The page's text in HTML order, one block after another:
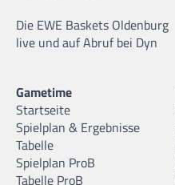
Die EWE Baskets Oldenburg
live und auf Abruf bei Dyn
Gametime
Startseite
Spielplan & Ergebnisse
Tabelle
Spielplan ProB
Tabelle ProB